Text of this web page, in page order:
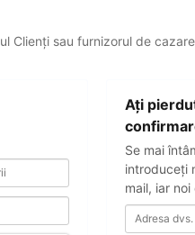
Clienți sau furnizorul de
Aţi
Se mai
introduceţi
mail, iar